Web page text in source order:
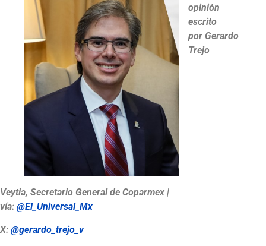
opinión
escrito
por Gerardo
Trejo
Veytia, Secretario General de Coparmex |
vía: @El_Universal_Mx
X: @gerardo_trejo_v